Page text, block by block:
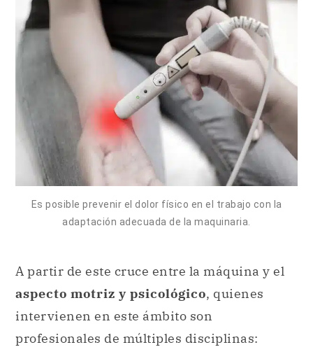
Es posible prevenir el dolor físico en el trabajo con la
adaptación adecuada de la maquinaria.
A partir de este cruce entre la máquina y el
aspecto motriz y psicológico, quienes
intervienen en este ámbito son
profesionales de múltiples disciplinas: